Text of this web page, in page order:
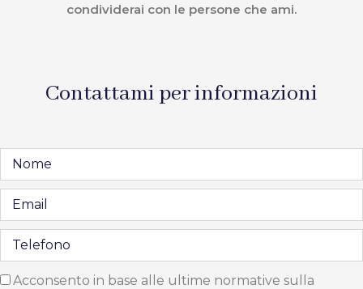
condividerai con le persone che ami.
Contattami per informazioni
Acconsento in base alle ultime normative sulla